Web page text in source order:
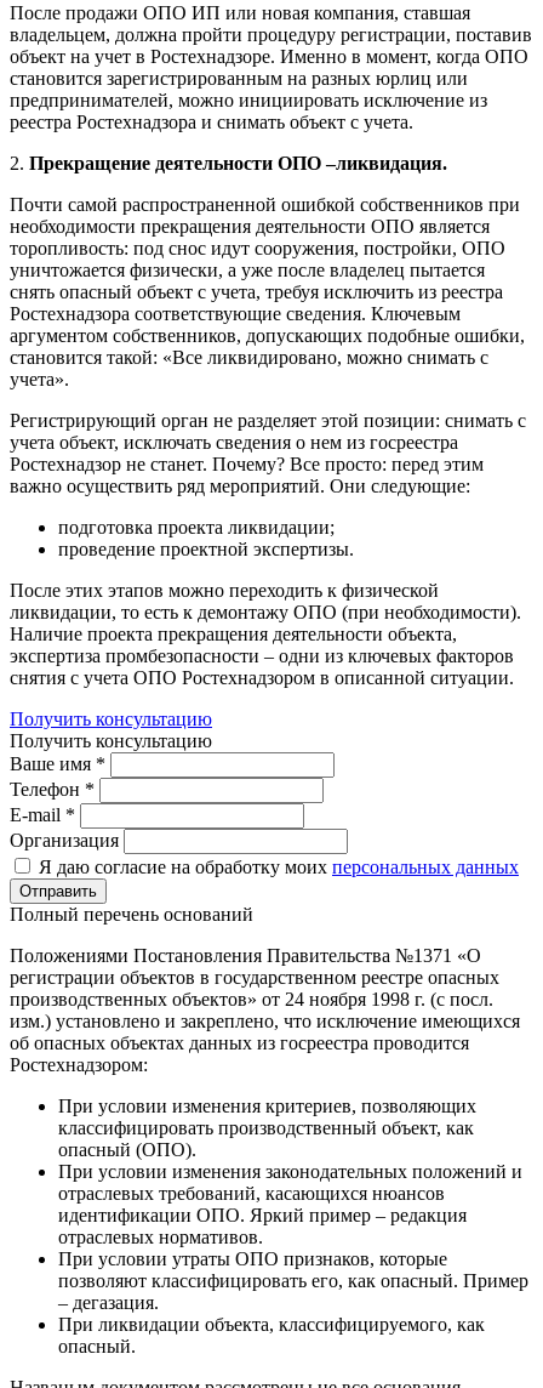
После продажи ОПО ИП или новая компания, ставшая
владельцем, должна пройти процедуру регистрации, поставив
объект на учет в Ростехнадзоре. Именно в момент, когда ОПО
становится зарегистрированным на разных юрлиц или
предпринимателей, можно инициировать исключение из
реестра Ростехнадзора и снимать объект с учета.
2. Прекращение деятельности ОПО –ликвидация.
Почти самой распространенной ошибкой собственников при
необходимости прекращения деятельности ОПО является
торопливость: под снос идут сооружения, постройки, ОПО
уничтожается физически, а уже после владелец пытается
снять опасный объект с учета, требуя исключить из реестра
Ростехнадзора соответствующие сведения. Ключевым
аргументом собственников, допускающих подобные ошибки,
становится такой: «Все ликвидировано, можно снимать с
учета».
Регистрирующий орган не разделяет этой позиции: снимать с
учета объект, исключать сведения о нем из госреестра
Ростехнадзор не станет. Почему? Все просто: перед этим
важно осуществить ряд мероприятий. Они следующие:
подготовка проекта ликвидации;
проведение проектной экспертизы.
После этих этапов можно переходить к физической
ликвидации, то есть к демонтажу ОПО (при необходимости).
Наличие проекта прекращения деятельности объекта,
экспертиза промбезопасности – одни из ключевых факторов
снятия с учета ОПО Ростехнадзором в описанной ситуации.
Получить консультацию
Получить консультацию
Ваше имя *
Телефон *
E-mail *
Организация
Я даю согласие на обработку моих персональных данных
Отправить
Полный перечень оснований
Положениями Постановления Правительства №1371 «О
регистрации объектов в государственном реестре опасных
производственных объектов» от 24 ноября 1998 г. (с посл.
изм.) установлено и закреплено, что исключение имеющихся
об опасных объектах данных из госреестра проводится
Ростехнадзором:
При условии изменения критериев, позволяющих
классифицировать производственный объект, как
опасный (ОПО).
При условии изменения законодательных положений и
отраслевых требований, касающихся нюансов
идентификации ОПО. Яркий пример – редакция
отраслевых нормативов.
При условии утраты ОПО признаков, которые
позволяют классифицировать его, как опасный. Пример
– дегазация.
При ликвидации объекта, классифицируемого, как
опасный.